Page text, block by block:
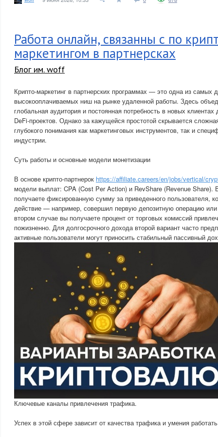
Работа онлайн, связанны с по
маркетингом в партнерсках
Блог им. woff
Крипто-маркетинг в партнерских программах — это одна из самых
высокооплачиваемых ниш на рынке удаленной работы. Здесь
глобальная аудитория и постоянная потребность в новых
DeFi-проектов. Однако за кажущейся простотой скрывается
глубокого понимания как маркетинговых инструментов, так и
индустрии.
Суть работы и основные модели монетизации
В основе крипто-партнерок https://affiliate.careers/en/jobs/vertical/
модели выплат: CPA (Cost Per Action) и RevShare (Revenue Share).
получаете фиксированную сумму за приведенного пользователя,
действие — например, совершил первую депозитную операцию
втором случае вы получаете процент от торговых комиссий
пожизненно. Для долгосрочного дохода второй вариант часто
активные пользователи могут приносить стабильный пассивный
Ключевые каналы привлечения трафика.
Успех в этой сфере зависит от качества трафика и умения